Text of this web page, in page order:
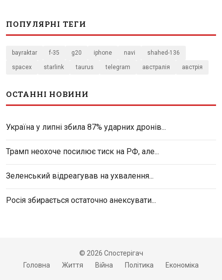
ПОПУЛЯРНІ ТЕГИ
bayraktar f-35 g20 iphone navi shahed-136
spacex starlink taurus telegram австралія австрія
ОСТАННІ НОВИНИ
Україна у липні збила 87% ударних дронів...
Трамп неохоче посилює тиск на РФ, але...
Зеленський відреагував на ухвалення...
Росія збирається остаточно анексувати...
© 2026 Спостерігач
Головна
Життя Війна Політика Економіка